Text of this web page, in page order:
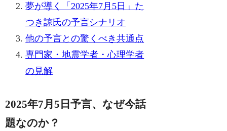
夢が導く「2025年7月5日」た
つき諒氏の予言シナリオ
他の予言との驚くべき共通点
専門家・地震学者・心理学者
の見解
2025年7月5日予言、なぜ今話
題なのか？